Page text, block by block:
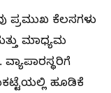
ಪ್ರಮುಖ ಕೆಲಸಗಳು
ಮಾಧ್ಯಮ
ವ್ಯಾಪಾರಸ್ಥರಿಗೆ
ಹೂಡಿಕೆ